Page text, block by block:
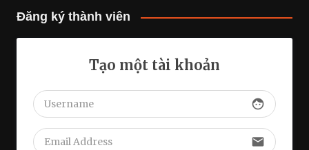
Đăng ký thành viên
Tạo một tài khoản
face
email